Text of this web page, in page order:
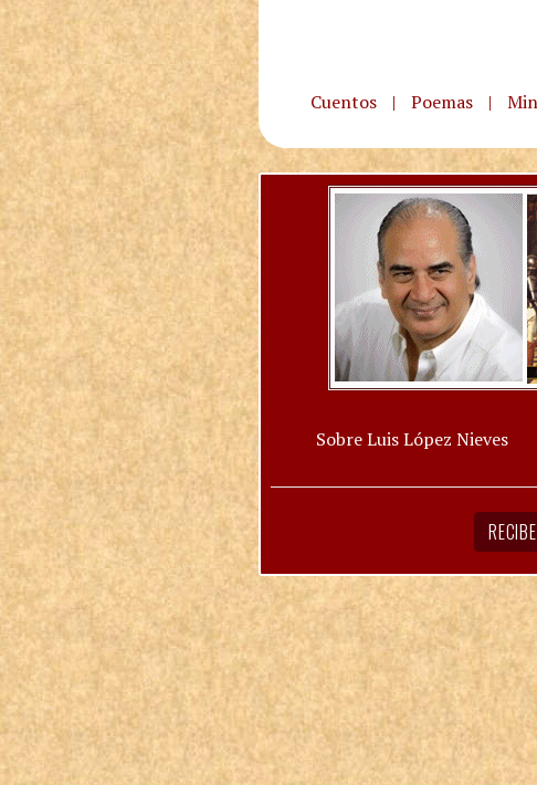
Cuentos | Poemas |
Sobre Luis López Nieves